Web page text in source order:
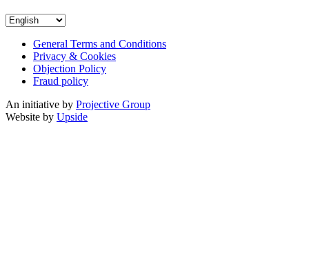
General Terms and Conditions
Privacy & Cookies
Objection Policy
Fraud policy
An initiative by Projective Group
Website by Upside